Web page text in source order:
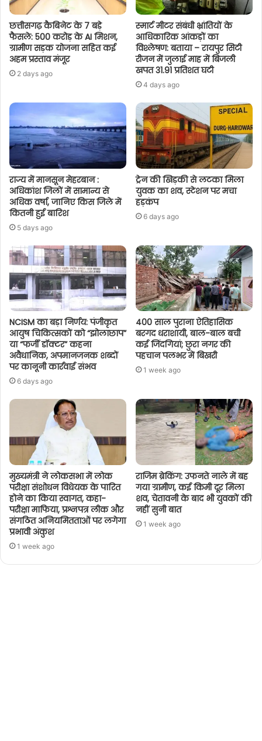
छत्तीसगढ़ कैबिनेट के 7 बड़े
फैसले: 500 करोड़ के AI मिशन,
ग्रामीण सड़क योजना सहित कई
अहम प्रस्ताव मंजूर
2 days ago
स्मार्ट मीटर संबंधी भ्रांतियों के
आधिकारिक आंकड़ों का
विश्लेषण: बताया – रायपुर सिटी
रीजन में जुलाई माह में बिजली
खपत 31.91 प्रतिशत घटी
4 days ago
राज्य में मानसून मेहरबान :
अधिकांश जिलों में सामान्य से
अधिक वर्षा, जानिए किस जिले में
कितनी हुई बारिश
5 days ago
ट्रेन की खिड़की से लटका मिला
युवक का शव, स्टेशन पर मचा
हड़कंप
6 days ago
NCISM का बड़ा निर्णय: पंजीकृत
आयुष चिकित्सकों को “झोलाछाप”
या “फर्जी डॉक्टर” कहना
अवैधानिक, अपमानजनक शब्दों
पर कानूनी कार्रवाई संभव
6 days ago
400 साल पुराना ऐतिहासिक
बरगद धराशायी, बाल-बाल बची
कई जिंदगियां; छुरा नगर की
पहचान पलभर में बिखरी
1 week ago
मुख्यमंत्री ने लोकसभा में लोक
परीक्षा संशोधन विधेयक के पारित
होने का किया स्वागत, कहा-
परीक्षा माफिया, प्रश्नपत्र लीक और
संगठित अनियमितताओं पर लगेगा
प्रभावी अंकुश
1 week ago
राजिम ब्रेकिंग: उफनते नाले में बह
गया ग्रामीण, कई किमी दूर मिला
शव, चेतावनी के बाद भी युवकों की
नहीं सुनी बात
1 week ago